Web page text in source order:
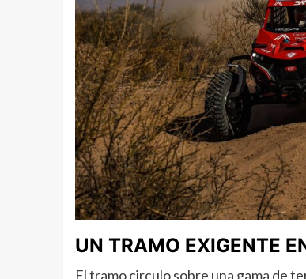
UN TRAMO EXIGENTE
El tramo circulo sobre una gama de